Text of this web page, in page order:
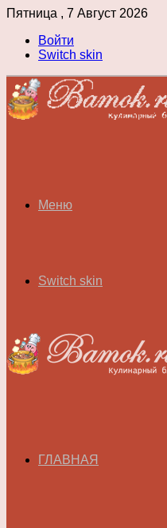
Пятница , 7 Август 2026
Войти
Switch skin
Меню
Switch skin
ГЛАВНАЯ